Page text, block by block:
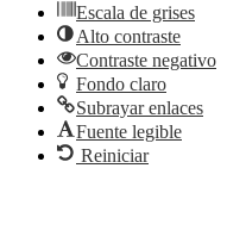
Escala de grises
Alto contraste
Contraste negativo
Fondo claro
Subrayar enlaces
Fuente legible
Reiniciar